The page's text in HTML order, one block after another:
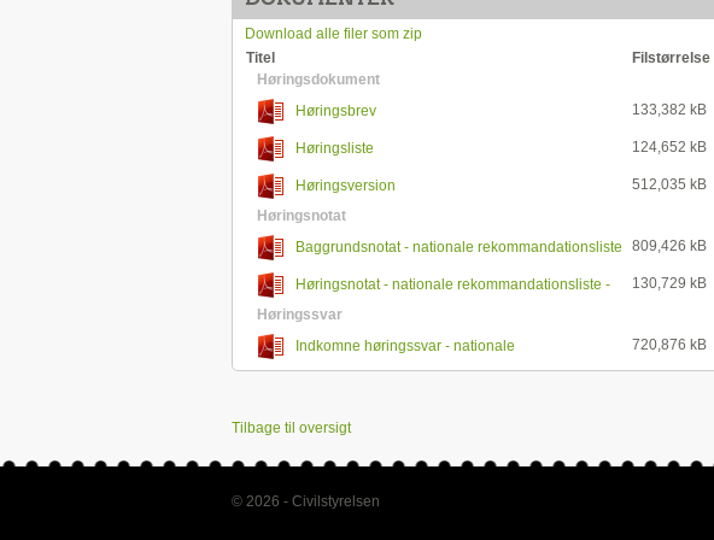
Download alle filer som zip
Titel
Filstørrelse
Høringsdokument
Høringsbrev
133,382 kB
Høringsliste 124,652 kB
Høringsversion
512,035 kB
Høringsnotat
Baggrundsnotat - nationale rekommandationsliste
- vandladningsbesvær hos mænd
809,426 kB
Høringsnotat - nationale rekommandationsliste -
vandladningsbesvær hos mænd
130,729 kB
Høringssvar
Indkomne høringssvar - nationale
rekommandationsliste - vandladningsbesvær hos mænd
720,876 kB
Tilbage til oversigt
© 2026 - Civilstyrelsen